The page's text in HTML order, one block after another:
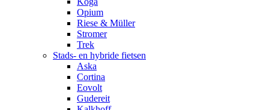
Opium
Riese & Müller
Stromer
Trek
Stads- en hybride fietsen
Aska
Cortina
Eovolt
Gudereit